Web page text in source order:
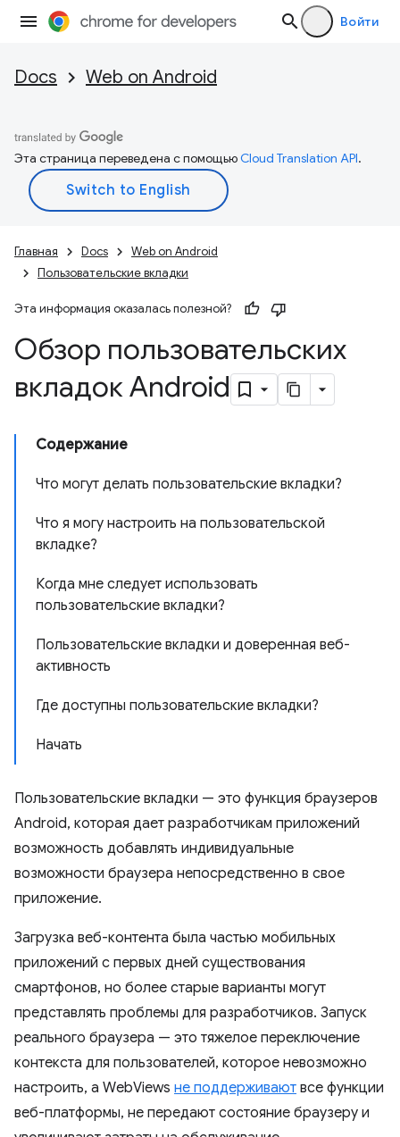
Войти
Docs Web on Android
Эта страница переведена с помощьюCloud Translation API.
Главная Docs
Web on Android
Пользовательские вкладки
Эта информация оказалась полезной?
Обзор пользовательских
вкладок Android
Содержание
Что могут делать пользовательские вкладки?
Что я могу настроить на пользовательской
вкладке?
Когда мне следует использовать
пользовательские вкладки?
Пользовательские вкладки и доверенная веб-
активность
Где доступны пользовательские вкладки?
Начать
Пользовательские вкладки — это функция браузеров
Android, которая дает разработчикам приложений
возможность добавлять индивидуальные
возможности браузера непосредственно в свое
приложение.
Загрузка веб-контента была частью мобильных
приложений с первых дней существования
смартфонов, но более старые варианты могут
представлять проблемы для разработчиков. Запуск
реального браузера — это тяжелое переключение
контекста для пользователей, которое невозможно
настроить, а WebViews не поддерживают все функции
веб-платформы, не передают состояние браузеру и